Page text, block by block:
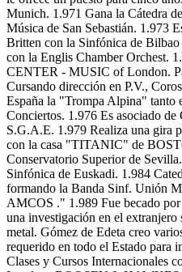
Munich. 1.971 Gana la Cátedra
Música de San Sebastián. 1.973
Britten con la Sinfónica de
con la Englis Chamber Orchest.
CENTER - MUSIC of London.
Cursando dirección en P.V.,
España la "Trompa Alpina" tanto
Conciertos. 1.976 Es asociado
S.G.A.E. 1.979 Realiza una gira
con la casa "TITANIC" de
Conservatorio Superior de
Sinfónica de Euskadi. 1.984
formando la Banda Sinf. Unión
AMCOS ." 1.989 Fue becado
una investigación en el
metal. Gómez de Edeta creo
requerido en todo el Estado para
Clases y Cursos Internacionales